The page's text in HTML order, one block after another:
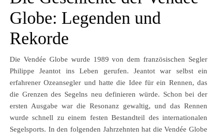
Globe: Legenden und
Rekorde
Die Vendée Globe wurde 1989 von dem französischen Segler
Philippe Jeantot ins Leben gerufen. Jeantot war selbst ein
erfahrener Ozeansegler und hatte die Idee für ein Rennen, das
die Grenzen des Segelns neu definieren würde. Schon bei der
ersten Ausgabe war die Resonanz gewaltig, und das Rennen
wurde schnell zu einem festen Bestandteil des internationalen
Segelsports. In den folgenden Jahrzehnten hat die Vendée Globe